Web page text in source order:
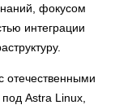
фокусом
интеграции
отечественными
Astra Linux,